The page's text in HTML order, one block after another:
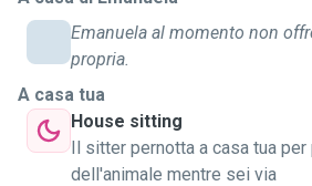
rende felice, li reputo parte integrante
esperienza come dog sitter da poco
ogni cane conosciuto lo porto nel
cerco di creare un legame e mi ci
Emanuela al momento non
propria.
A casa tua
House sitting
Il sitter pernotta a casa tua per
dell'animale mentre sei via